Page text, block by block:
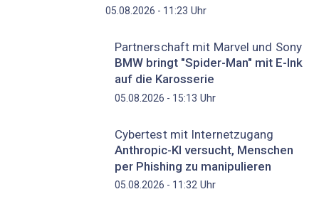
05.08.2026 - 11:23 Uhr
Partnerschaft mit Marvel und Sony
BMW bringt "Spider-Man" mit E-Ink
auf die Karosserie
05.08.2026 - 15:13 Uhr
Cybertest mit Internetzugang
Anthropic-KI versucht, Menschen
per Phishing zu manipulieren
05.08.2026 - 11:32Uhr